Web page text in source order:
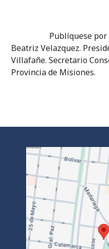
Publíquese por tres
Beatriz Velazquez.
Villafañe. Secretario
Provincia de Misiones.